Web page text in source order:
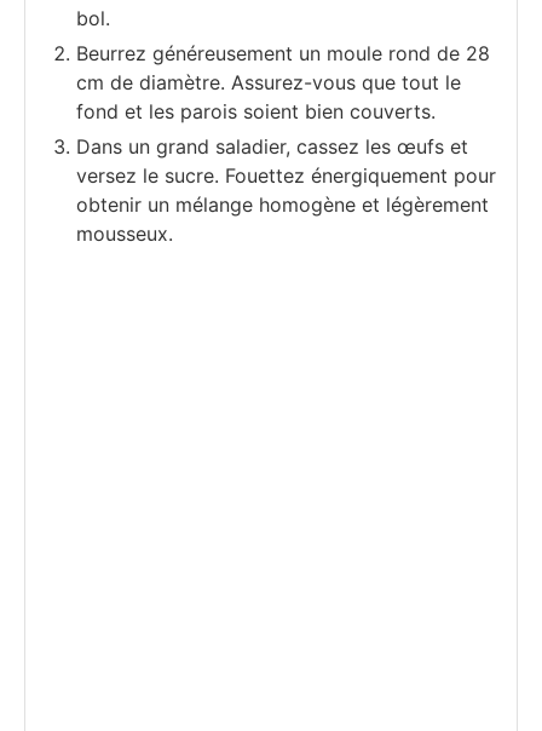
bol.
Beurrez généreusement un moule rond de 28
cm de diamètre. Assurez-vous que tout le
fond et les parois soient bien couverts.
Dans un grand saladier, cassez les œufs et
versez le sucre. Fouettez énergiquement pour
obtenir un mélange homogène et légèrement
mousseux.